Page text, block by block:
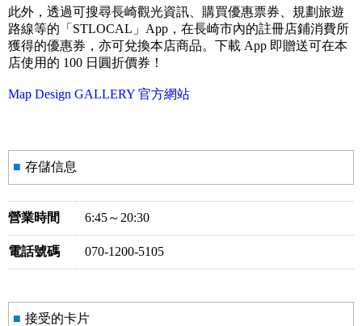
此外，透過可搜尋長崎觀光資訊、購買優惠票券、規劃旅遊
路線等的「STLOCAL」App，在長崎市內的註冊店鋪消費所
獲得的優惠券，亦可兌換本店商品。下載 App 即贈送可在本
店使用的 100 日圓折價券！
Map Design GALLERY 官方網站
■ 存儲信息
營業時間 6:45～20:30
電話號碼 070-1200-5105
■ 接受的卡片